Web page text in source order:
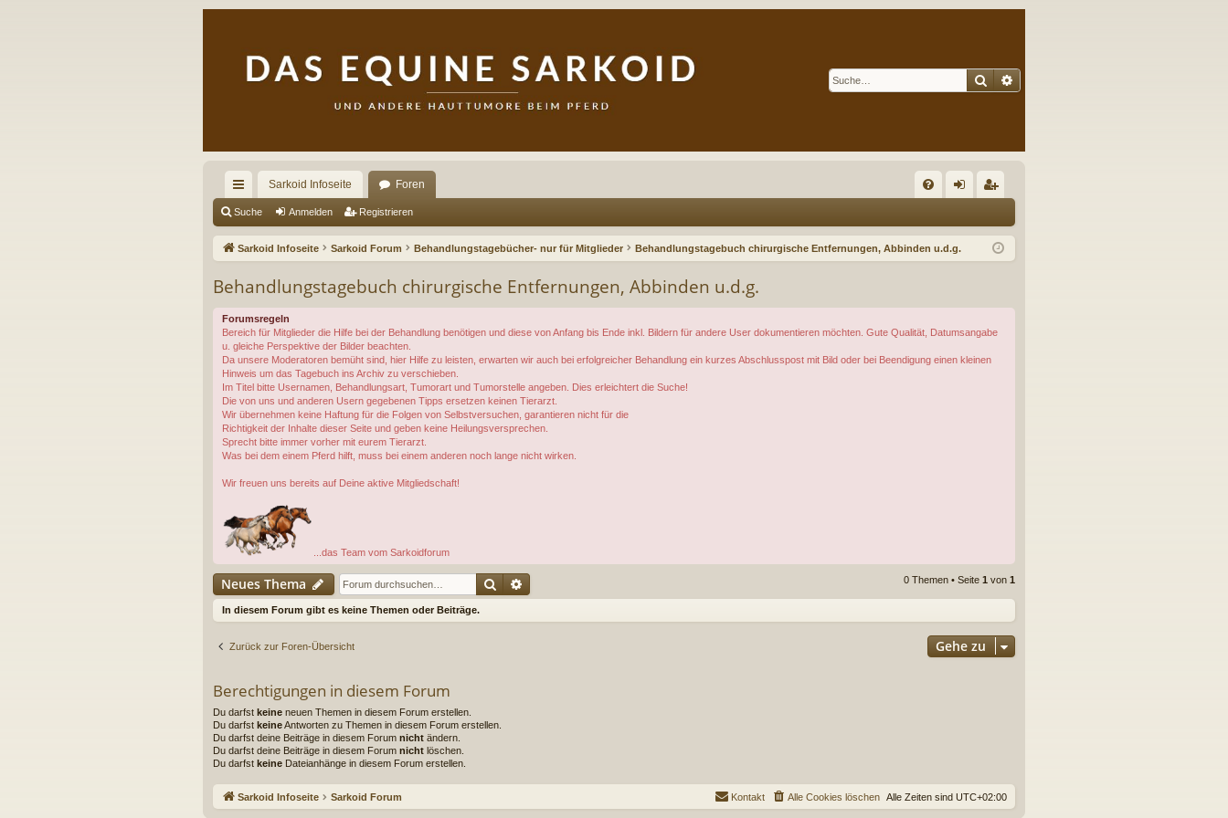
Suche
ch
ne
ug
riff
Sarkoid Infoseite Foren
Q m ist
Suche Anmelden Registrieren
Sarkoid Infoseite Sarkoid Forum Behandlungstagebücher- nur für Mitglieder Behandlungstagebuch chirurgische Entfernungen, Abbinden u.d.g.
Behandlungstagebuch chirurgische Entfernungen, Abbinden u.d.g.
Forumsregeln
Bereich für Mitglieder die Hilfe bei der Behandlung benötigen und diese von Anfang bis Ende inkl. Bildern für andere User dokumentieren möchten. Gute Qualität, Datumsangabe
u. gleiche Perspektive der Bilder beachten.
Da unsere Moderatoren bemüht sind, hier Hilfe zu leisten, erwarten wir auch bei erfolgreicher Behandlung ein kurzes Abschlusspost mit Bild oder bei Beendigung einen kleinen
Hinweis um das Tagebuch ins Archiv zu verschieben.
Im Titel bitte Usernamen, Behandlungsart, Tumorart und Tumorstelle angeben. Dies erleichtert die Suche!
Die von uns und anderen Usern gegebenen Tipps ersetzen keinen Tierarzt.
Wir übernehmen keine Haftung für die Folgen von Selbstversuchen, garantieren nicht für die
Richtigkeit der Inhalte dieser Seite und geben keine Heilungsversprechen.
Sprecht bitte immer vorher mit eurem Tierarzt.
Was bei dem einem Pferd hilft, muss bei einem anderen noch lange nicht wirken.
Wir freuen uns bereits auf Deine aktive Mitgliedschaft!
...das Team vom Sarkoidforum
Neues Thema SucheErweiterte Suche 0 Themen • Seite 1 von 1
In diesem Forum gibt es keine Themen oder Beiträge.
Zurück zur Foren-Übersicht Gehe zu
Berechtigungen in diesem Forum
Du darfst keine neuen Themen in diesem Forum erstellen.
Du darfst keineAntworten zu Themen in diesem Forum erstellen.
Du darfst deine Beiträge in diesem Forum nicht ändern.
Du darfst deine Beiträge in diesem Forum nicht löschen.
Du darfst keine Dateianhänge in diesem Forum erstellen.
Sarkoid Infoseite Sarkoid Forum Alle Zeiten sind UTC+02:00
Alle Cookies löschen
Kontakt